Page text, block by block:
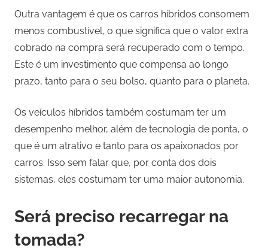
Outra vantagem é que os carros híbridos consomem
menos combustível, o que significa que o valor extra
cobrado na compra será recuperado com o tempo.
Este é um investimento que compensa ao longo
prazo, tanto para o seu bolso, quanto para o planeta.
Os veículos híbridos também costumam ter um
desempenho melhor, além de tecnologia de ponta, o
que é um atrativo e tanto para os apaixonados por
carros. Isso sem falar que, por conta dos dois
sistemas, eles costumam ter uma maior autonomia.
Será preciso recarregar na
tomada?